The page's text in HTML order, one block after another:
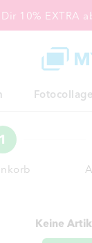
10% EXTRA
Fotocollage
1
Keine